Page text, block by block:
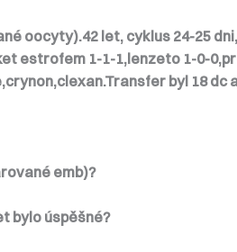
oocyty).42 let, cyklus 24-25
estrofem 1-1-1,lenzeto 1-0-
byl 18 dc
emb)?
bylo úspěšné?